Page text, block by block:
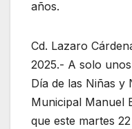
años.
Cd. Lazaro
2025.- A solo
Día de las Niñas y
Municipal Manuel
que este martes